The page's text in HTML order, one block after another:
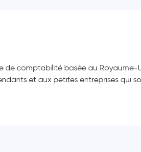
de comptabilité basée au
et aux petites entreprises qui